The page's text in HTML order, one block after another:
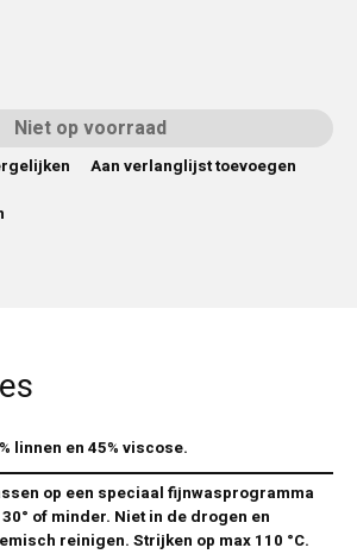
Niet op voorraad
Aan verlanglijst toevoegen
linnen en 45% viscose.
op een speciaal fijnwasprogramma
30° of minder. Niet in de drogen en
reinigen. Strijken op max 110 °C.